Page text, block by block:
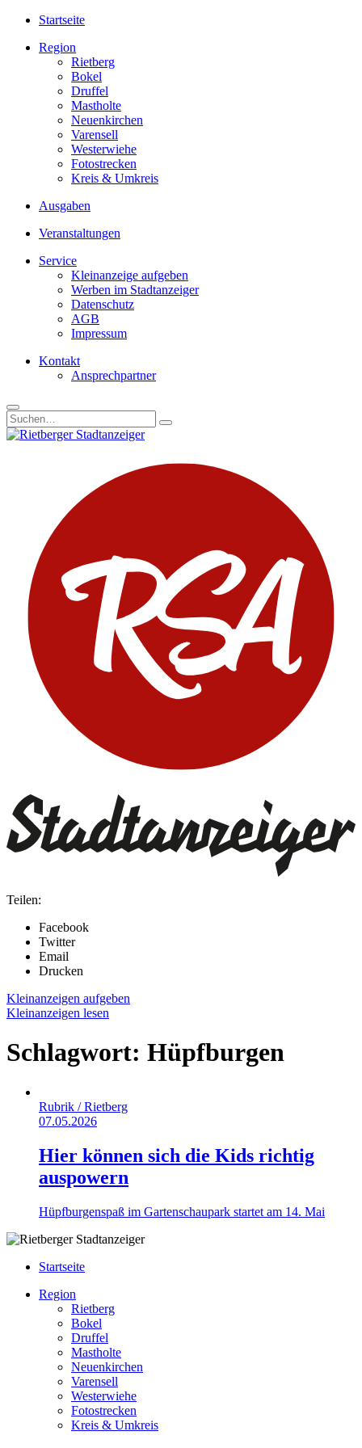
Startseite
Region
Rietberg
Bokel
Druffel
Mastholte
Neuenkirchen
Varensell
Westerwiehe
Fotostrecken
Kreis & Umkreis
Ausgaben
Veranstaltungen
Service
Kleinanzeige aufgeben
Werben im Stadtanzeiger
Datenschutz
AGB
Impressum
Kontakt
Ansprechpartner
Suchen
nach:
Teilen:
Facebook
Twitter
Email
Drucken
Kleinanzeigen aufgeben
Kleinanzeigen lesen
Schlagwort: Hüpfburgen
Rubrik /Rietberg
07.05.2026
Hier können sich die Kids richtig
auspowern
Hüpfburgenspaß im Gartenschaupark startet am 14. Mai
Startseite
Region
Rietberg
Bokel
Druffel
Mastholte
Neuenkirchen
Varensell
Westerwiehe
Fotostrecken
Kreis & Umkreis